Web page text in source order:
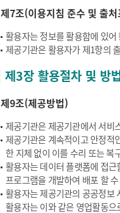
제7조(이용지침 준수 및 출
활용자는 정보를 활용함에 있
제공기관은 활용자가 제1항의
제3장 활용절차 및 방
제9조(제공방법)
제공기관은 제공기관에서 서비
제공기관은 계속적이고 안정적
한 지체 없이 이를 수리 또는 복
활용자는 데이터 플랫폼에 접
프로그램을 개발하여 배포 할
활용자는 제공기관의 공공정보
활용자는 이와 같은 영업활동